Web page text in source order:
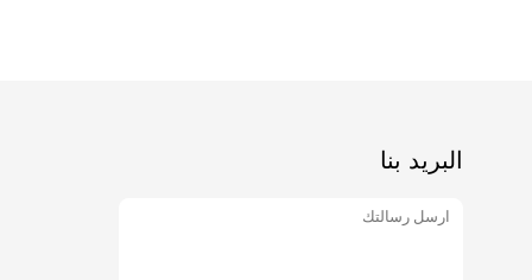
البريد بنا